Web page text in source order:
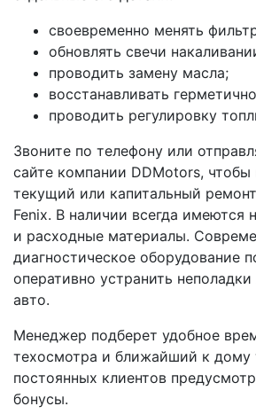
своевременно менять
обновлять свечи
проводить замену масла;
восстанавливать
проводить регулировку
Звоните по телефону или
сайте компании DDMotors, чтобы
текущий или капитальный
Fenix. В наличии всегда имеются
и расходные материалы.
диагностическое оборудование
оперативно устранить
авто.
Менеджер подберет удобное
техосмотра и ближайший к дому
постоянных клиентов
бонусы.